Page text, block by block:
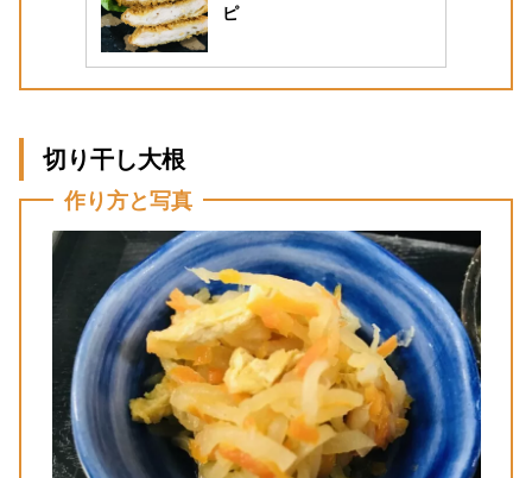
ピ
切り干し大根
作り方と写真